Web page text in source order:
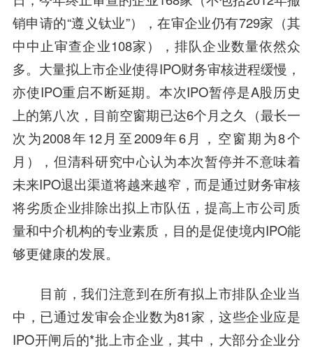
销申请的“遵义钛业”），在审企业仍有729家（其
中中止审查企业108家），排队企业数量依然众
多。大量拟上市企业使得IPO财务审核进程缓慢，
亦使IPO重启不断延期。本次IPO暂停是A股历史
上的第八次，目前空窗期已达6个月之久（最长一
次为2008年12月至2009年6月，空窗期为8个
月），但清科研究中心认为本次暂停并不意味着
未来IPO退出渠道将越来越窄，而是通过财务审核
将劣质企业排除出拟上市队伍，提高上市公司质
量和中介机构的专业素质，目的是促使境内IPO能
够更健康的发展。
目前，我们注意到在所有拟上市排队企业当
中，已通过发审会企业数为81家，这些企业应是
IPO开闸后的*批上市企业，其中，大部分企业分